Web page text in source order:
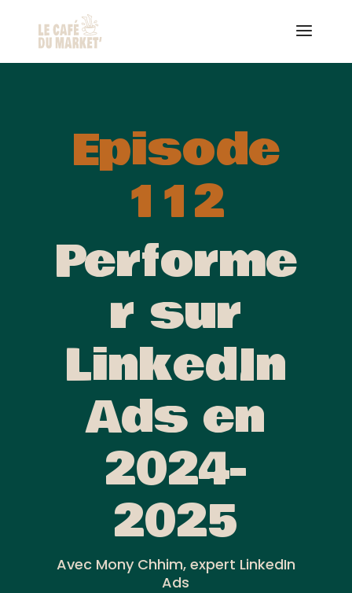
Episode
112
Performe
r sur
LinkedIn
Ads en
2024-
2025
Avec Mony Chhim, expert LinkedIn
Ads